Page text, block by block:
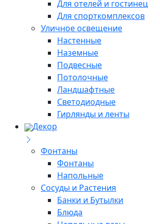
Для отелей и гостинец
Для спорткомплексов
Уличное освещение
Настенные
Наземные
Подвесные
Потолочные
Ландшафтные
Светодиодные
Гирлянды и ленты
Декор
Фонтаны
Фонтаны
Напольные
Сосуды и Растения
Банки и Бутылки
Блюда